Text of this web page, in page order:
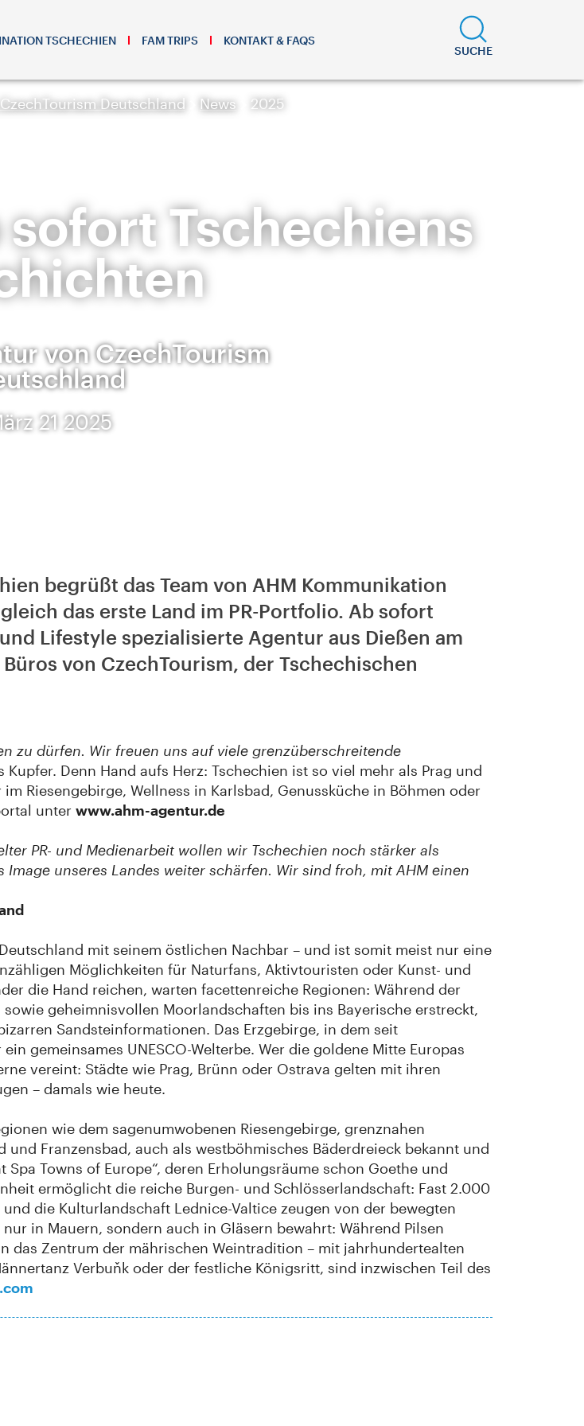
TSCHECHIEN FAM TRIPS KONTAKT & FAQS
SUCHE
Deutschland News
2025
Tschechiens
von CzechTourism
21 2025
begrüßt das Team von AHM Kommunikation
das erste Land im PR-Portfolio. Ab sofort
Lifestyle spezialisierte Agentur aus Dießen am
von CzechTourism, der Tschechischen
zu dürfen. Wir freuen uns auf viele grenzüberschreitende
Denn Hand aufs Herz: Tschechien ist so viel mehr als Prag und
Riesengebirge, Wellness in Karlsbad, Genussküche in Böhmen oder
unter www.ahm-agentur.de
PR- und Medienarbeit wollen wir Tschechien noch stärker als
unseres Landes weiter schärfen. Wir sind froh, mit AHM einen
mit seinem östlichen Nachbar – und ist somit meist nur eine
Möglichkeiten für Naturfans, Aktivtouristen oder Kunst- und
die Hand reichen, warten facettenreiche Regionen: Während der
geheimnisvollen Moorlandschaften bis ins Bayerische erstreckt,
Sandsteinformationen. Das Erzgebirge, in dem seit
gemeinsames UNESCO-Welterbe. Wer die goldene Mitte Europas
vereint: Städte wie Prag, Brünn oder Ostrava gelten mit ihren
– damals wie heute.
wie dem sagenumwobenen Riesengebirge, grenznahen
Franzensbad, auch als westböhmisches Bäderdreieck bekannt und
Spa Towns of Europe“, deren Erholungsräume schon Goethe und
ermöglicht die reiche Burgen- und Schlösserlandschaft: Fast 2.000
die Kulturlandschaft Lednice-Valtice zeugen von der bewegten
in Mauern, sondern auch in Gläsern bewahrt: Während Pilsen
das Zentrum der mährischen Weintradition – mit jahrhundertealten
Verbuňk oder der festliche Königsritt, sind inzwischen Teil des